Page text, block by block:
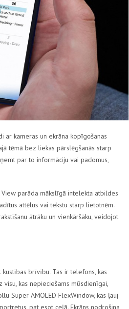
ar kameras un ekrāna kopīgošanas
tēmā bez liekas pārslēgšanās starp
par to informāciju vai padomus,
View parāda mākslīgā intelekta atbildes
attēlus vai tekstu starp lietotnēm.
ātrāku un vienkāršāku, veidojot
brīvību. Tas ir telefons, kas
kas nepieciešams mūsdienīgai,
Super AMOLED FlexWindow, kas ļauj
pat esot ceļā. Ekrāns nodrošina